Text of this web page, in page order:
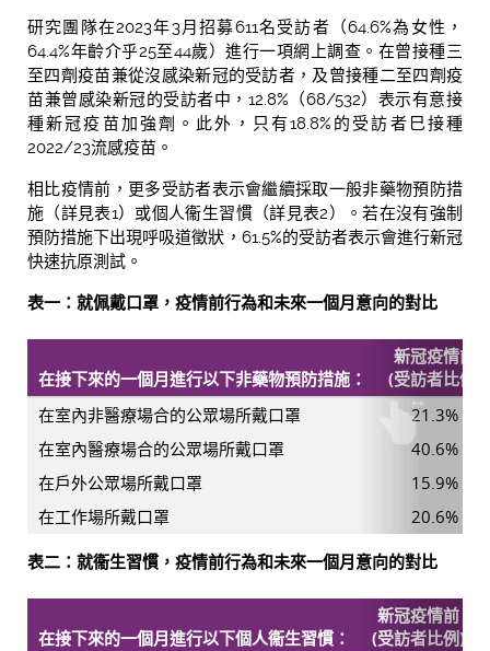
研究團隊在2023年3月招募611名受訪者（64.6%為女性，
64.4%年齡介乎25至44歲）進行一項網上調查。在曾接種三
至四劑疫苗兼從沒感染新冠的受訪者，及曾接種二至四劑疫
苗兼曾感染新冠的受訪者中，12.8%（68/532）表示有意接
種新冠疫苗加強劑。此外，只有18.8%的受訪者巳接種
2022/23流感疫苗。
相比疫情前，更多受訪者表示會繼續採取一般非藥物預防措
施（詳見表1）或個人衞生習慣（詳見表2）。若在沒有強制
預防措施下出現呼吸道徵狀，61.5%的受訪者表示會進行新冠
快速抗原測試。
表一：就佩戴口罩，疫情前行為和未來一個月意向的對比
在接下來的一個月進行以下非藥物預防措施：
新冠疫情前
(受訪者比例)
在室內非醫療場合的公眾場所戴口罩
21.3%
在室內醫療場合的公眾場所戴口罩
40.6%
在戶外公眾場所戴口罩
15.9%
在工作場所戴口罩
20.6%
表二：就衞生習慣，疫情前行為和未來一個月意向的對比
在接下來的一個月進行以下個人衞生習慣：
新冠疫情前
(受訪者比例)